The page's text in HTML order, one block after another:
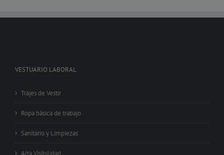
VESTUARIO LABORAL
Trajes de Vestir
Ropa básica de trabajo
Sanitario y Limpiezas
Alta Visibilidad